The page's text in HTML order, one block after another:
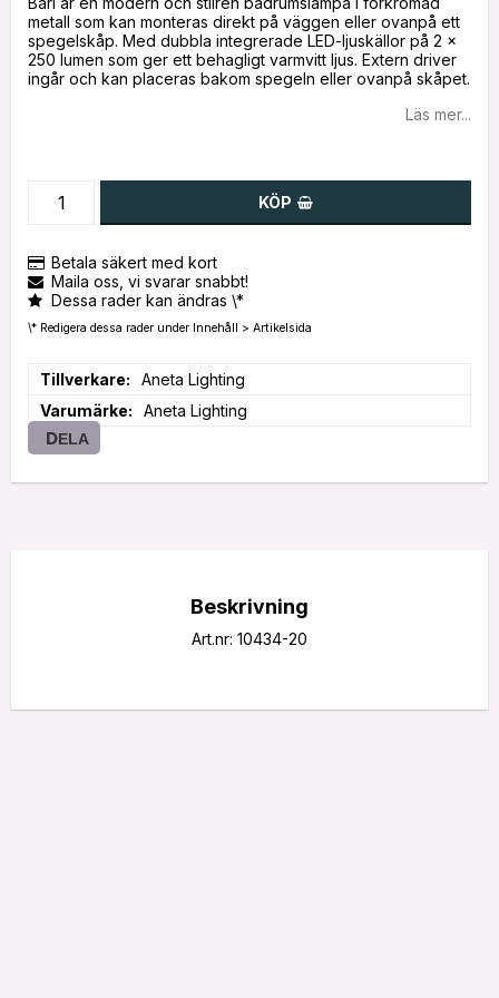
metall som kan monteras direkt på väggen eller ovanpå ett
spegelskåp. Med dubbla integrerade LED-ljuskällor på 2 x
250 lumen som ger ett behagligt varmvitt ljus. Extern driver
ingår och kan placeras bakom spegeln eller ovanpå skåpet.
Läs mer...
KÖP
Betala säkert med kort
Maila oss, vi svarar snabbt!
Dessa rader kan ändras \*
\* Redigera dessa rader under Innehåll > Artikelsida
Tillverkare
Aneta Lighting
Varumärke
Aneta Lighting
DELA
Beskrivning
Art.nr: 10434-20